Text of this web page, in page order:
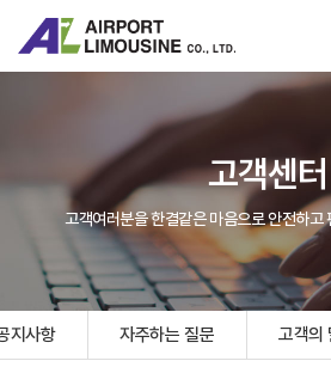
고객센터
고객여러분을 한결같은 마음으로 안전하고
지사항 자주하는 질문 고객의